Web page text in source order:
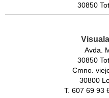
30850
Avda.
30850
Cmno.
30800
T. 607 69 93